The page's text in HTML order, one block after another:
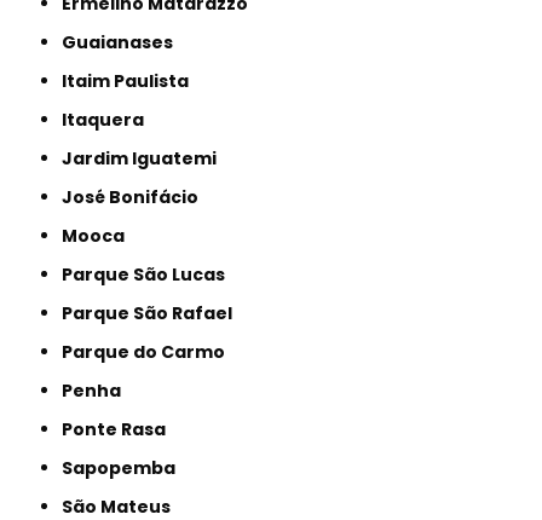
Guaianases
Itaim Paulista
Itaquera
Jardim Iguatemi
José Bonifácio
Mooca
Parque São Lucas
Parque São Rafael
Parque do Carmo
Penha
Ponte Rasa
Sapopemba
São Mateus